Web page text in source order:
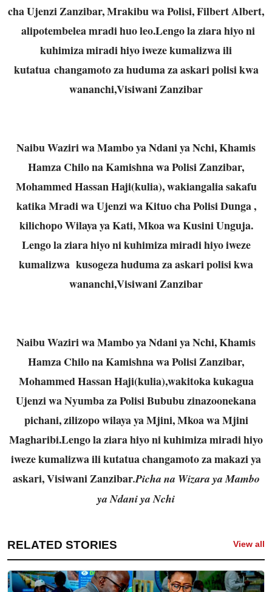
cha Ujenzi Zanzibar, Mrakibu wa Polisi, Filbert Albert,
alipotembelea mradi huo leo.Lengo la ziara hiyo ni
kuhimiza miradi hiyo iweze kumalizwa ili
kutatua changamoto za huduma za askari polisi kwa
wananchi,Visiwani Zanzibar
Naibu Waziri wa Mambo ya Ndani ya Nchi, Khamis
Hamza Chilo na Kamishna wa Polisi Zanzibar,
Mohammed Hassan Haji(kulia), wakiangalia sakafu
katika Mradi wa Ujenzi wa Kituo cha Polisi Dunga ,
kilichopo Wilaya ya Kati, Mkoa wa Kusini Unguja.
Lengo la ziara hiyo ni kuhimiza miradi hiyo iweze
kumalizwa kusogeza huduma za askari polisi kwa
wananchi,Visiwani Zanzibar
Naibu Waziri wa Mambo ya Ndani ya Nchi, Khamis
Hamza Chilo na Kamishna wa Polisi Zanzibar,
Mohammed Hassan Haji(kulia),wakitoka kukagua
Ujenzi wa Nyumba za Polisi Bububu zinazoonekana
pichani, zilizopo wilaya ya Mjini, Mkoa wa Mjini
Magharibi.Lengo la ziara hiyo ni kuhimiza miradi hiyo
iweze kumalizwa ili kutatua changamoto za makazi ya
askari, Visiwani Zanzibar.Picha na Wizara ya Mambo
ya Ndani ya Nchi
RELATED STORIES View all